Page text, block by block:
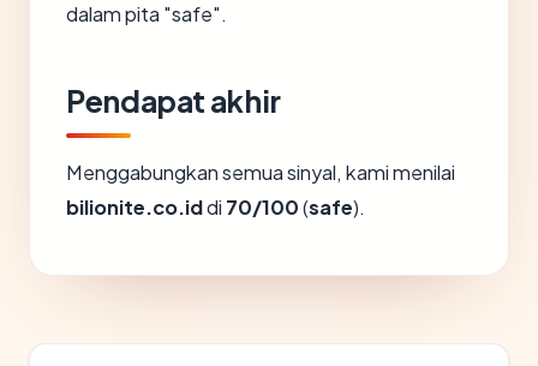
dalam pita "safe".
Pendapat akhir
Menggabungkan semua sinyal, kami menilai
bilionite.co.iddi 70/100(safe).